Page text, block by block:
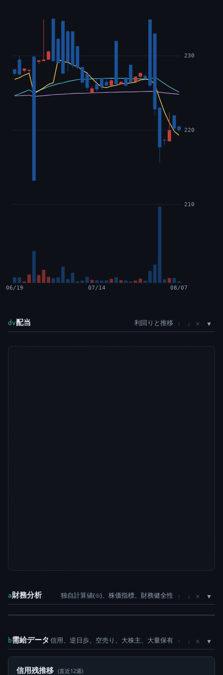
210
220
230
06/19 07/14 08/07
dv配当 利回りと推移 ↑ ↓ ×
a財務分析 独自計算値(⊙)、株価指標、財務健全性 ↑ ↓ ×
b需給データ 信用、逆日歩、空売り、大株主、大量保有 ↑ ↓ ×
信用残推移 (直近12週)